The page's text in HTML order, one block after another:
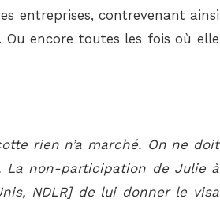
entreprises, contrevenant ainsi
Ou encore toutes les fois où elle
rien n’a marché. On ne doit
La non-participation de Julie à
NDLR] de lui donner le visa